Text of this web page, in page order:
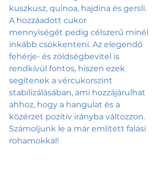
kuszkusz, quinoa, hajdina és gersli.
A hozzáadott cukor
mennyiségét pedig célszerű minél
inkább csökkenteni. Az elegendő
fehérje- és zöldségbevitel is
rendkívül fontos, hiszen ezek
segítenek a vércukorszint
stabilizálásában, ami hozzájárulhat
ahhoz, hogy a hangulat és a
közérzet pozitív irányba változzon.
Számoljunk le a már említett falási
rohamokkal!